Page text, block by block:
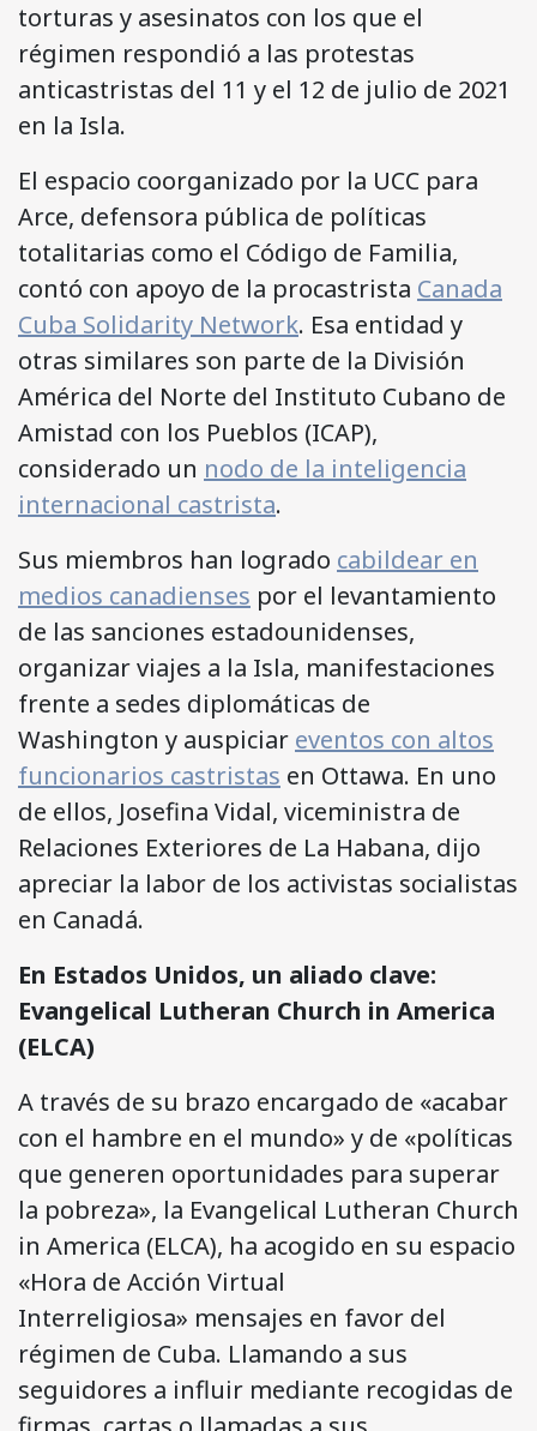
torturas y asesinatos con los que el
régimen respondió a las protestas
anticastristas del 11 y el 12 de julio de 2021
en la Isla.
El espacio coorganizado por la UCC para
Arce, defensora pública de políticas
totalitarias como el Código de Familia,
contó con apoyo de la procastrista Canada
Cuba Solidarity Network. Esa entidad y
otras similares son parte de la División
América del Norte del Instituto Cubano de
Amistad con los Pueblos (ICAP),
considerado un nodo de la inteligencia
internacional castrista.
Sus miembros han logrado cabildear en
medios canadienses por el levantamiento
de las sanciones estadounidenses,
organizar viajes a la Isla, manifestaciones
frente a sedes diplomáticas de
Washington y auspiciar eventos con altos
funcionarios castristas en Ottawa. En uno
de ellos, Josefina Vidal, viceministra de
Relaciones Exteriores de La Habana, dijo
apreciar la labor de los activistas socialistas
en Canadá.
En Estados Unidos, un aliado clave:
Evangelical Lutheran Church in America
(ELCA)
A través de su brazo encargado de «acabar
con el hambre en el mundo» y de «políticas
que generen oportunidades para superar
la pobreza», la Evangelical Lutheran Church
in America (ELCA), ha acogido en su espacio
«Hora de Acción Virtual
Interreligiosa» mensajes en favor del
régimen de Cuba. Llamando a sus
seguidores a influir mediante recogidas de